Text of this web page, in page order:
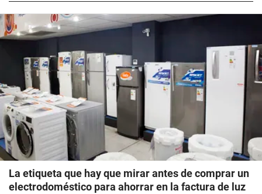
La etiqueta que hay que mirar antes de comprar un
electrodoméstico para ahorrar en la factura de luz